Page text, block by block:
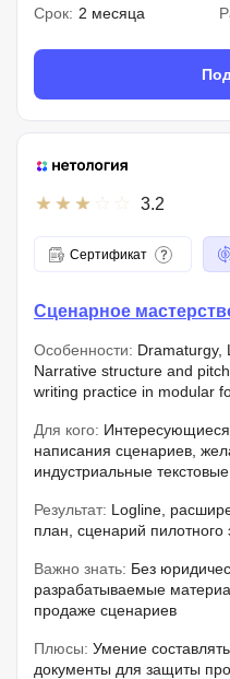
Срок: 2 месяца
3.2
Сертификат
Сценарное
Особенности: Dramaturgy,
Narrative structure and
writing practice in modular
Для кого: Интересующиеся
написания сценариев,
индустриальные
Результат: Logline,
план, сценарий пилотного
Важно знать: Без
разрабатываемые
продаже сценариев
Плюсы: Умение
документы для защиты